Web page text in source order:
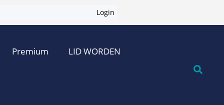
Login
Premium LID WORDEN